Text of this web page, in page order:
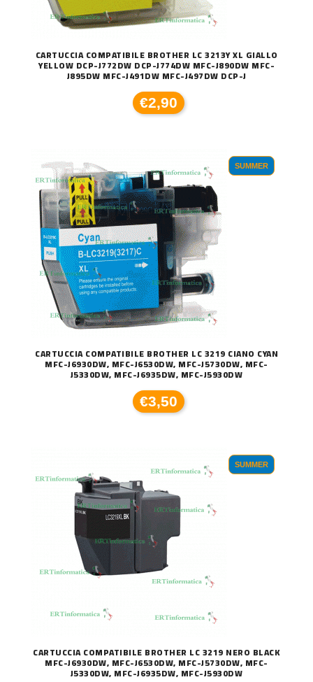
CARTUCCIA COMPATIBILE BROTHER LC 3213Y XL GIALLO
YELLOW DCP-J772DW DCP-J774DW MFC-J890DW MFC-
J895DW MFC-J491DW MFC-J497DW DCP-J
€2,90
SUMMER
CARTUCCIA COMPATIBILE BROTHER LC 3219 CIANO CYAN
MFC-J6930DW, MFC-J6530DW, MFC-J5730DW, MFC-
J5330DW, MFC-J6935DW, MFC-J5930DW
€3,50
SUMMER
CARTUCCIA COMPATIBILE BROTHER LC 3219 NERO BLACK
MFC-J6930DW, MFC-J6530DW, MFC-J5730DW, MFC-
J5330DW, MFC-J6935DW, MFC-J5930DW